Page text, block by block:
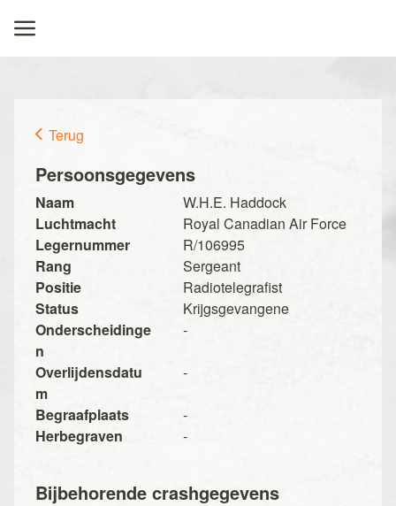
Terug
Persoonsgegevens
Naam
W.H.E. Haddock
Luchtmacht
Royal Canadian Air Force
Legernummer
R/106995
Rang
Sergeant
Positie
Radiotelegrafist
Status
Krijgsgevangene
Onderscheidinge
n
-
Overlijdensdatu
m
-
Begraafplaats
-
Herbegraven
-
Bijbehorende crashgegevens